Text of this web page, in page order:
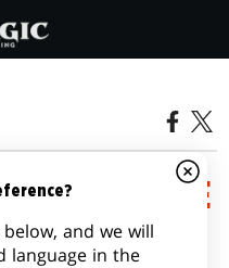
and we will
language in the